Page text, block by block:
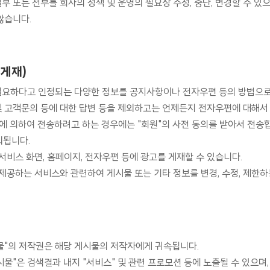
또는 전부를 회사의 정책 및 운영의 필요상 수정, 중단, 변경할 수 있
습니다.
재)
다고 인정되는 다양한 정보를 공지사항이나 전자우편 등의 방법으
객문의 등에 대한 답변 등을 제외하고는 언제든지 전자우편에 대해
의하여 전송하려고 하는 경우에는 "회원"의 사전 동의를 받아서 전송
됩니다.
스 화면, 홈페이지, 전자우편 등에 광고를 게재할 수 있습니다.
하는 서비스와 관련하여 게시물 또는 기타 정보를 변경, 수정, 제한
저작권은 해당 게시물의 저작자에게 귀속됩니다.
"은 검색결과 내지 "서비스" 및 관련 프로모션 등에 노출될 수 있으며